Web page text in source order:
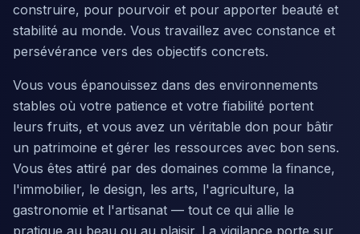
construire, pour pourvoir et pour apporter beauté et
stabilité au monde. Vous travaillez avec constance et
persévérance vers des objectifs concrets.
Vous vous épanouissez dans des environnements
stables où votre patience et votre fiabilité portent
leurs fruits, et vous avez un véritable don pour bâtir
un patrimoine et gérer les ressources avec bon sens.
Vous êtes attiré par des domaines comme la finance,
l'immobilier, le design, les arts, l'agriculture, la
gastronomie et l'artisanat — tout ce qui allie le
pratique au beau ou au plaisir. La vigilance porte sur